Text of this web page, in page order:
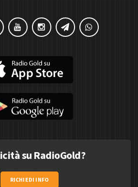
su RadioGold?
RICHIEDI INFO